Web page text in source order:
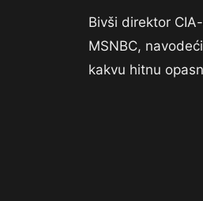
Bivši direktor
MSNBC,
kakvu hitnu